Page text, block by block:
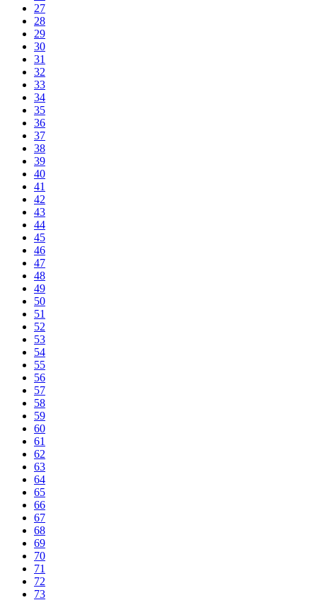
27
28
29
30
31
32
33
34
35
36
37
38
39
40
41
42
43
44
45
46
47
48
49
50
51
52
53
54
55
56
57
58
59
60
61
62
63
64
65
66
67
68
69
70
71
72
73